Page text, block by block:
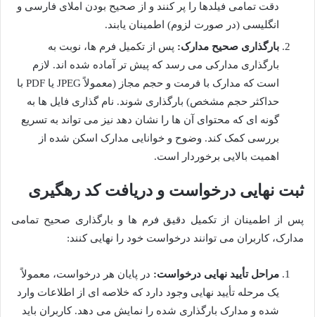
دقت تمامی فیلدها را پر کنند و از صحیح بودن املای فارسی و
انگلیسی (در صورت لزوم) اطمینان یابند.
بارگذاری صحیح مدارک: پس از تکمیل فرم ها، نوبت به
بارگذاری مدارکی می رسد که پیش تر آماده شده اند. لازم
است که مدارک با فرمت و حجم مجاز (معمولاً JPEG یا PDF با
حداکثر حجم مشخص) بارگذاری شوند. نام گذاری فایل ها به
گونه ای که محتوای آن ها را نشان دهد نیز می تواند به تسریع
بررسی کمک کند. وضوح و خوانایی مدارک اسکن شده از
اهمیت بالایی برخوردار است.
ثبت نهایی درخواست و دریافت کد رهگیری
پس از اطمینان از تکمیل دقیق فرم ها و بارگذاری صحیح تمامی
مدارک، کاربران می توانند درخواست خود را نهایی کنند:
مراحل تأیید نهایی درخواست: در پایان هر درخواست، معمولاً
یک مرحله تأیید نهایی وجود دارد که خلاصه ای از اطلاعات وارد
شده و مدارک بارگذاری شده را نمایش می دهد. کاربران باید